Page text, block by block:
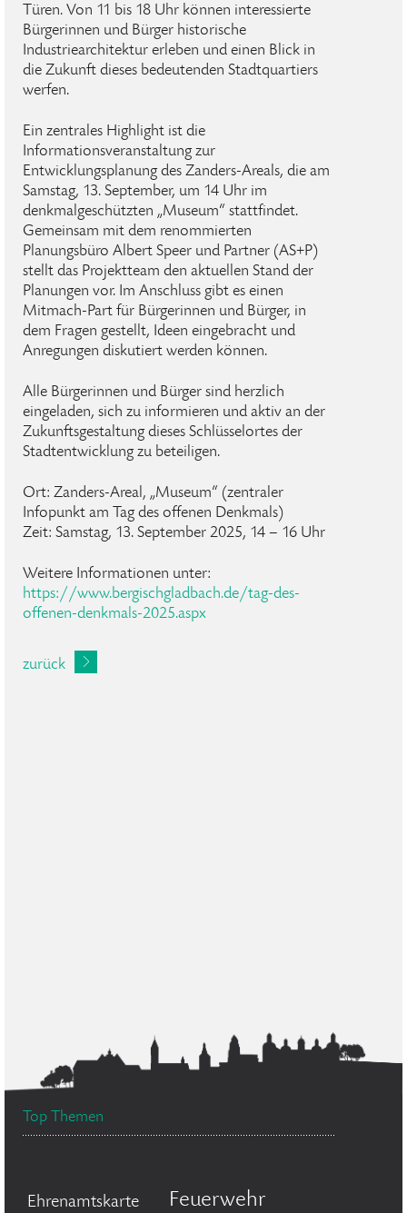
Türen. Von 11 bis 18 Uhr können interessierte
Bürgerinnen und Bürger historische
Industriearchitektur erleben und einen Blick in
die Zukunft dieses bedeutenden Stadtquartiers
werfen.
Ein zentrales Highlight ist die
Informationsveranstaltung zur
Entwicklungsplanung des Zanders-Areals, die am
Samstag, 13. September, um 14 Uhr im
denkmalgeschützten „Museum“ stattfindet.
Gemeinsam mit dem renommierten
Planungsbüro Albert Speer und Partner (AS+P)
stellt das Projektteam den aktuellen Stand der
Planungen vor. Im Anschluss gibt es einen
Mitmach-Part für Bürgerinnen und Bürger, in
dem Fragen gestellt, Ideen eingebracht und
Anregungen diskutiert werden können.
Alle Bürgerinnen und Bürger sind herzlich
eingeladen, sich zu informieren und aktiv an der
Zukunftsgestaltung dieses Schlüsselortes der
Stadtentwicklung zu beteiligen.
Ort: Zanders-Areal, „Museum“ (zentraler
Infopunkt am Tag des offenen Denkmals)
Zeit: Samstag, 13. September 2025, 14 – 16 Uhr
Weitere Informationen unter:
https://www.bergischgladbach.de/tag-des-
offenen-denkmals-2025.aspx
zurück
Top Themen
Ehrenamtskarte Feuerwehr